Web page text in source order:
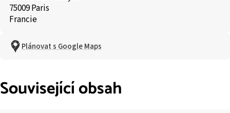
75009 Paris
Francie
Plánovat s Google Maps
Související obsah